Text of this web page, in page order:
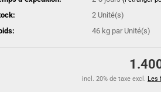
2 Unité(s)
46 kg par Unité(s)
incl. 20% de taxe excl. Les